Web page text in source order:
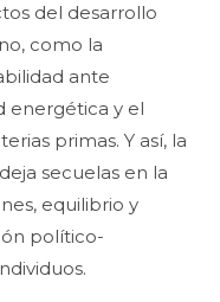
del desarrollo
como la
ante
energética y el
primas. Y así, la
secuelas en la
equilibrio y
político-